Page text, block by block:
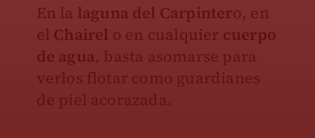
En la laguna del Carpintero, en
el Chairel o en cualquier cuerpo
de agua, basta asomarse para
verlos flotar como guardianes
de piel acorazada.